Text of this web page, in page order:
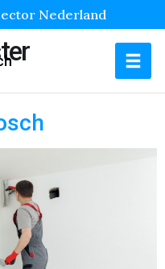
Nederland